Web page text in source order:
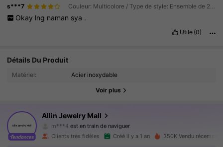
s***7 Couleur: Multicolore / Type de style: Ensemble de 2 bracelets
Okay lng naman sya .
Utile (0)
Détails Du Produit
Matériel: Acier inoxydable
Voir plus
Allin Jewelry Mall
4.86 122K Suiveurs
m***4 est en train de naviguer
4.86
122K Suiveurs
Clients très fidèles Créé il y a 1 an 350K Vendu